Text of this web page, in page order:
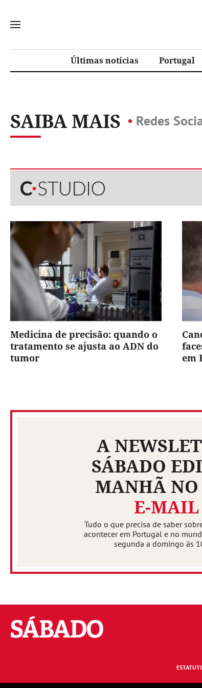
Últimas notícias Portugal
SAIBA MAIS Redes
Medicina de precisão: quando o
tratamento se ajusta ao ADN do
tumor
em
A
SÁBADO
MANHÃ NO
E-MAIL
Tudo o que precisa de saber
acontecer em Portugal e no
segunda a domingo às
Sábado